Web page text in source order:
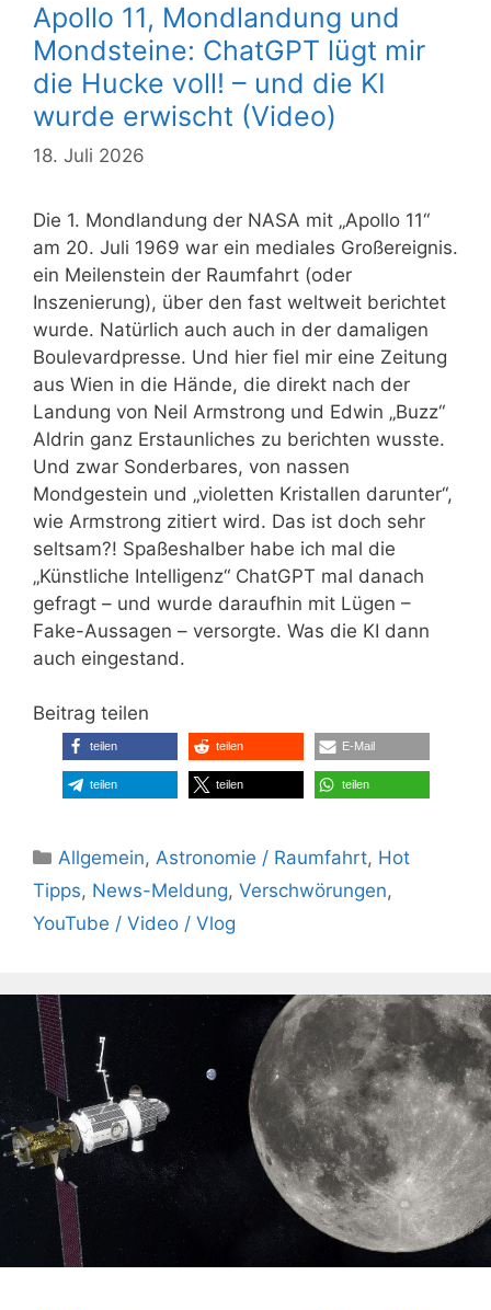
Apollo 11, Mondlandung und
Mondsteine: ChatGPT lügt mir
die Hucke voll! – und die KI
wurde erwischt (Video)
18. Juli 2026
Die 1. Mondlandung der NASA mit „Apollo 11“
am 20. Juli 1969 war ein mediales Großereignis.
ein Meilenstein der Raumfahrt (oder
Inszenierung), über den fast weltweit berichtet
wurde. Natürlich auch auch in der damaligen
Boulevardpresse. Und hier fiel mir eine Zeitung
aus Wien in die Hände, die direkt nach der
Landung von Neil Armstrong und Edwin „Buzz“
Aldrin ganz Erstaunliches zu berichten wusste.
Und zwar Sonderbares, von nassen
Mondgestein und „violetten Kristallen darunter“,
wie Armstrong zitiert wird. Das ist doch sehr
seltsam?! Spaßeshalber habe ich mal die
„Künstliche Intelligenz“ ChatGPT mal danach
gefragt – und wurde daraufhin mit Lügen –
Fake-Aussagen – versorgte. Was die KI dann
auch eingestand.
Beitrag teilen
teilen teilen E-Mail
teilen teilen teilen
Kategorien
Allgemein,Astronomie / Raumfahrt, Hot
Tipps, News-Meldung, Verschwörungen,
YouTube / Video / Vlog